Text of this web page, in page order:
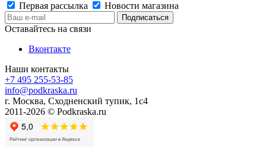
Первая рассылка
Новости магазина
Оставайтесь на связи
Вконтакте
Наши контакты
+7 495 255-53-85
info@podkraska.ru
г. Москва, Сходненский тупик, 1с4
2011-2026 © Podkraska.ru